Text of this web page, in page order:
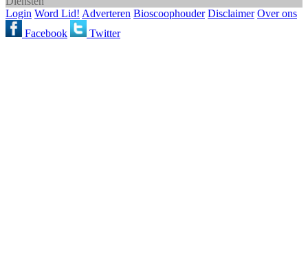
Login Word Lid! Adverteren Bioscoophouder Disclaimer Over ons
Facebook
Twitter